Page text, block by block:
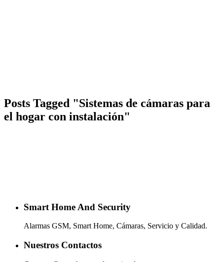
Posts Tagged "Sistemas de cámaras para
el hogar con instalación"
Smart Home And Security
Alarmas GSM, Smart Home, Cámaras, Servicio y Calidad.
Nuestros Contactos